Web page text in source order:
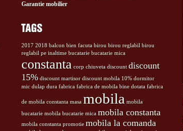
Garantie mobilier
2017 2018 balcon bien facuta birou birou reglabil birou
reglabil pe inaltime bucatarie bucatarie mica
constanta corp chiuveta discount discount
15% discount martisor discount mobila 10% dormitor
mic dulap dura fabrica fabrica de mobila bine dotata fabrica
de mobila constanta masa mobila mobila
bucatarie mobila bucatarie mica mobila constanta
mobila constanta promotie mobila la comanda